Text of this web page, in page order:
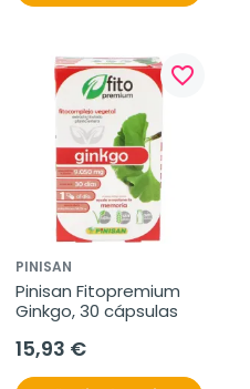
favorite_border
PINISAN
Pinisan Fitopremium
Ginkgo, 30 cápsulas
15,93 €